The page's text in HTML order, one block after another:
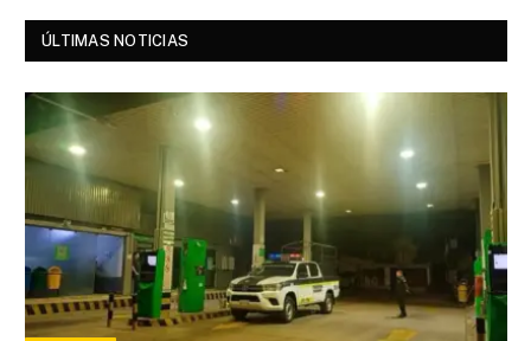
ÚLTIMAS NOTICIAS